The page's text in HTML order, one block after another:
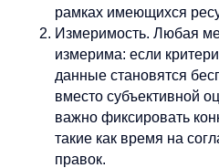
рамках имеющихся
Измеримость. Любая
измерима: если
данные становятся
вместо субъективной
важно фиксировать
такие как время на
правок.